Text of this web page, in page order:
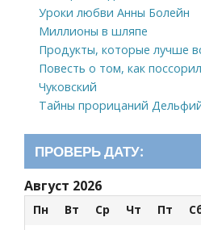
Уроки любви Анны Болейн
Миллионы в шляпе
Продукты, которые лучше
Повесть о том, как
Чуковский
Тайны прорицаний
ПРОВЕРЬ ДАТУ:
Август 2026
Пн Вт Ср Чт Пт